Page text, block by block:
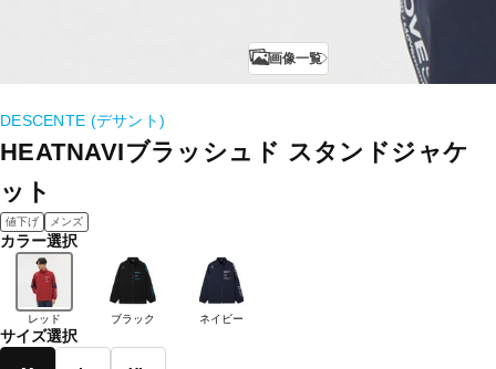
画像一覧
DESCENTE (デサント)
HEATNAVIブラッシュド スタンドジャケ
ット
値下げ メンズ
カラー選択
レッド ブラック ネイビー
サイズ選択